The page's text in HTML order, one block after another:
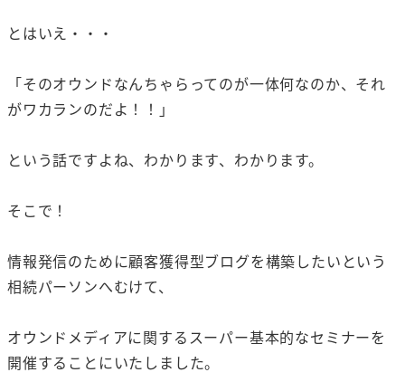
とはいえ・・・
「そのオウンドなんちゃらってのが一体何なのか、それ
がワカランのだよ！！」
という話ですよね、わかります、わかります。
そこで！
情報発信のために顧客獲得型ブログを構築したいという
相続パーソンへむけて、
オウンドメディアに関するスーパー基本的なセミナーを
開催することにいたしました。